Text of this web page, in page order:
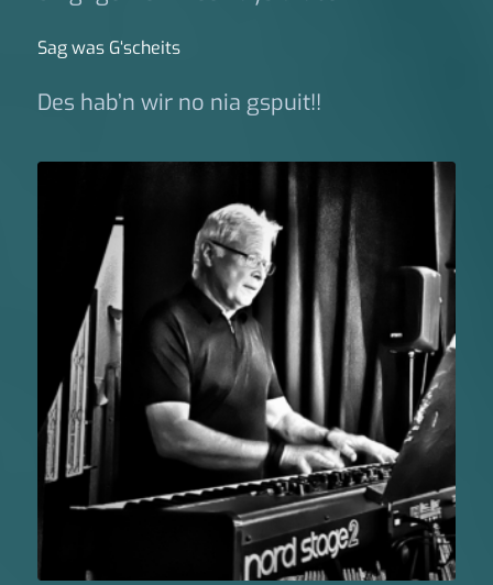
Sag was G‘scheits
Des hab’n wir no nia gspuit!!